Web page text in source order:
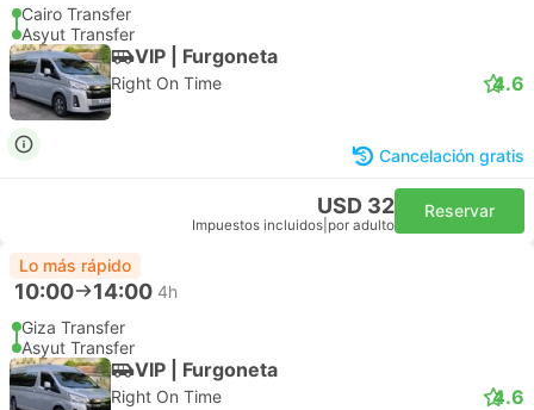
Cairo Transfer
Asyut Transfer
VIP | Furgoneta
Right On Time 4.6
Cancelación gratis
USD 32
Impuestos incluidos por adulto
Reservar
Lo más rápido
10:00 14:00 4h
Giza Transfer
Asyut Transfer
VIP | Furgoneta
Right On Time 4.6